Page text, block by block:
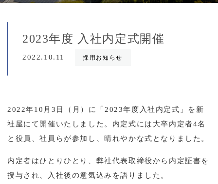
2023年度 入社内定式開催
2022.10.11 採用お知らせ
2022年10月3日（月）に「2023年度入社内定式」を新
社屋にて開催いたしました。内定式には大卒内定者4名
と役員、社員らが参加し、晴れやかな式となりました。
内定者はひとりひとり、弊社代表取締役から内定証書を
授与され、入社後の意気込みを語りました。